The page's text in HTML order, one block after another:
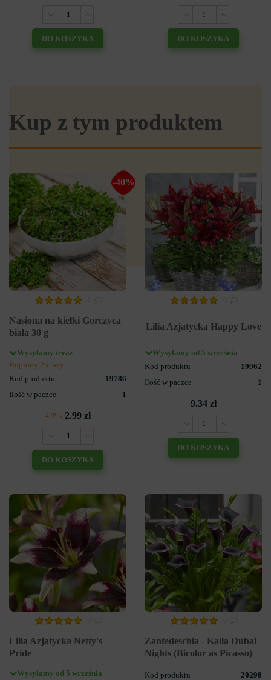
DO KOSZYKA DO KOSZYKA
Kup z tym produktem
-40%
Nasiona na kiełki Gorczyca
biała 30 g
Wysyłamy teraz
Kupiony 26 razy
Kod produktu
19786
Ilość w paczce
1
4.99 zł2.99 zł
DO KOSZYKA
Lilia Azjatycka Happy Love
Wysyłamy od 5 września
Kod produktu
19962
Ilość w paczce
1
9.34 zł
DO KOSZYKA
Lilia Azjatycka Netty's
Pride
Wysyłamy od 5 września
Zantedeschia - Kalla Dubai
Nights (Bicolor as Picasso)
Kod produktu
20298